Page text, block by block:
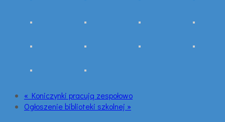
« Koniczynki pracują zespołowo
Ogłoszenie biblioteki szkolnej »